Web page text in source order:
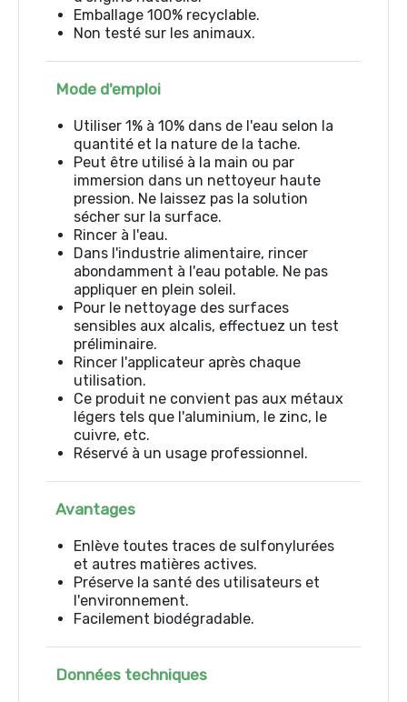
Emballage 100% recyclable.
Non testé sur les animaux.
Mode d'emploi
Utiliser 1% à 10% dans de l'eau selon la
quantité et la nature de la tache.
Peut être utilisé à la main ou par
immersion dans un nettoyeur haute
pression. Ne laissez pas la solution
sécher sur la surface.
Rincer à l'eau.
Dans l'industrie alimentaire, rincer
abondamment à l'eau potable. Ne pas
appliquer en plein soleil.
Pour le nettoyage des surfaces
sensibles aux alcalis, effectuez un test
préliminaire.
Rincer l'applicateur après chaque
utilisation.
Ce produit ne convient pas aux métaux
légers tels que l'aluminium, le zinc, le
cuivre, etc.
Réservé à un usage professionnel.
Avantages
Enlève toutes traces de sulfonylurées
et autres matières actives.
Préserve la santé des utilisateurs et
l'environnement.
Facilement biodégradable.
Données techniques